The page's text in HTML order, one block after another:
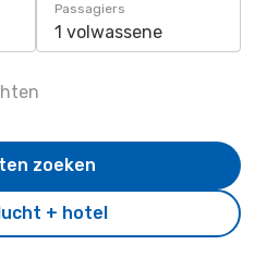
Passagiers
1 volwassene
+ hotel
zoeken